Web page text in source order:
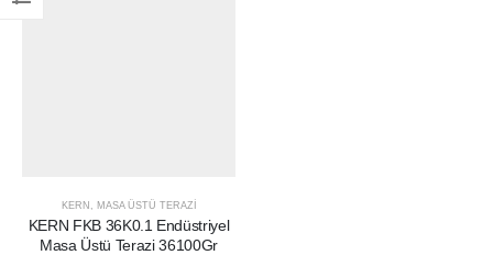
KERN MASA ÜSTÜ TERAZI
KERN FKB 36K0.1 Endüstriyel
Masa Üstü Terazi 36100Gr